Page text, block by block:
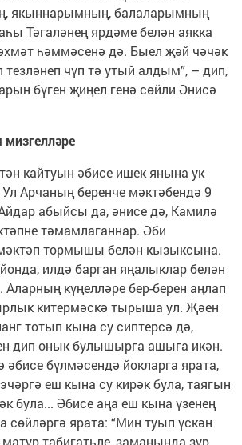
якыннарымның, балаларымның
Тәгаләнең ярдәме белән аякка
һәммәсенә дә. Быел җәй чәчәк
чүп тә утый алдым”, – дип,
бүген җиңел генә сөйли Әнисә
кайтуын әбисе ишек янына ук
Арчаның беренче мәктәбендә 9
абыйсы да, әнисе дә, Камилә
тәмамлаганнар. Әби
тормышы белән кызыксына.
илдә барган яңалыклар белән
күңелләре бер-берен аңлап
китермәскә тырыша ул. Җәен
тотып кына су сиптерсә дә,
дип онык булышырга ашыга икән.
әбисе бүлмәсендә йокларга ярата,
еш кына су кирәк була, таягын
була... Әбисе аңа еш кына үзенең
сөйләргә ярата: “Мин туып үскән
табигатьле, заманында зур